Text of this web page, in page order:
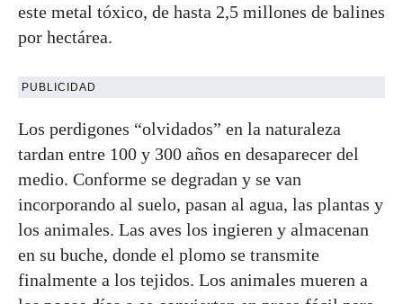
este metal tóxico, de hasta 2,5 millones de balines
por hectárea.
PUBLICIDAD
Los perdigones “olvidados” en la naturaleza
tardan entre 100 y 300 años en desaparecer del
medio. Conforme se degradan y se van
incorporando al suelo, pasan al agua, las plantas y
los animales. Las aves los ingieren y almacenan
en su buche, donde el plomo se transmite
finalmente a los tejidos. Los animales mueren a